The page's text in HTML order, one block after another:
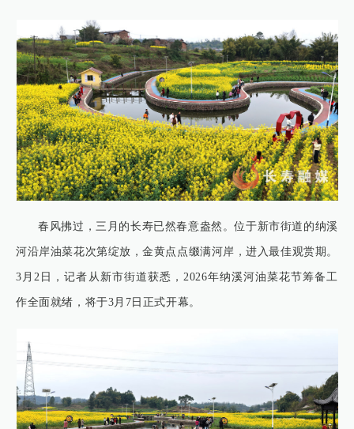
春风拂过，三月的长寿已然春意盎然。位于新市街道的纳溪
河沿岸油菜花次第绽放，金黄点点缀满河岸，进入最佳观赏期。
3月2日，记者从新市街道获悉，2026年纳溪河油菜花节筹备工
作全面就绪，将于3月7日正式开幕。